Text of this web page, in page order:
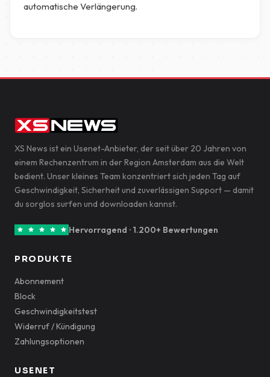
automatische Verlängerung.
XS News ist ein Usenet-Anbieter, der seit über 20 Jahren von
einem Rechenzentrum in der Region Amsterdam aus die Welt
bedient. Unser kleines Team konzentriert sich jeden Tag auf
Geschwindigkeit, Sicherheit und zuverlässigen Support — damit
du sorglos surfen und downloaden kannst.
Hervorragend · 1.200+ Bewertungen
PRODUKTE
Abonnement
Block
Geschwindigkeitstest
Widerruf / Kündigung
Zahlungsoptionen
USENET